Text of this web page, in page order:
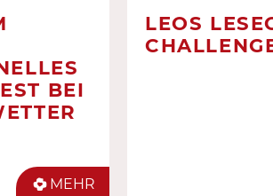
BEI
MEHR
LEOS